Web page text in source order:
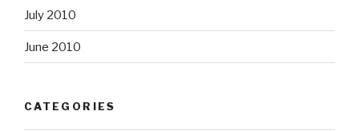
July 2010
June 2010
CATEGORIES